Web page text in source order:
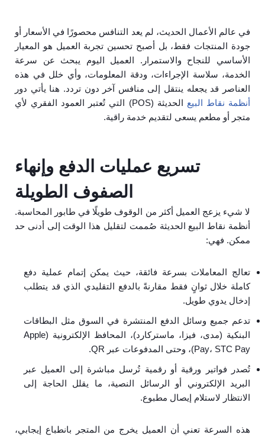
في عالم الأعمال الحديث، لم يعد التنافس محصورًا في الأسعار أو
جودة المنتجات فقط، بل أصبح تحسين تجربة العميل هو المعيار
الأساسي للنجاح والاستمرار. العميل اليوم يبحث عن سرعة
الخدمة، سلاسة الإجراءات، ودقة المعلومات، وأي خلل في هذه
العناصر قد يجعله ينتقل إلى منافس آخر دون تردد. هنا يأتي دور
أنظمة نقاط البيع
الحديثة (POS) التي تُعتبر العمود الفقري لأي
متجر أو مطعم يسعى لتقديم خدمة راقية.
تسريع عمليات الدفع وإنهاء
الصفوف الطويلة
لا شيء يزعج العميل أكثر من الوقوف طويلًا في طابور المحاسبة.
أنظمة نقاط البيع الحديثة صُممت لتقليل هذا الوقت إلى أدنى حد
ممكن. فهي:
تعالج المعاملات بسرعة فائقة، حيث يمكن إتمام عملية دفع
كاملة خلال ثوانٍ فقط مقارنةً بالدفع التقليدي الذي قد يتطلب
إدخال يدوي طويل.
تدعم جميع وسائل الدفع المنتشرة في السوق مثل البطاقات
البنكية (مدى، فيزا، ماستركارد)، المحافظ الإلكترونية (Apple
Pay، STC Pay)، وحتى المدفوعات عبر QR.
تُصدر فواتير ورقية أو رقمية تُرسل مباشرة إلى العميل عبر
البريد الإلكتروني أو الرسائل النصية، ما يقلل الحاجة إلى
الانتظار لاستلام إيصال مطبوع.
هذه السرعة تعني أن العميل يخرج من المتجر بانطباع إيجابي،